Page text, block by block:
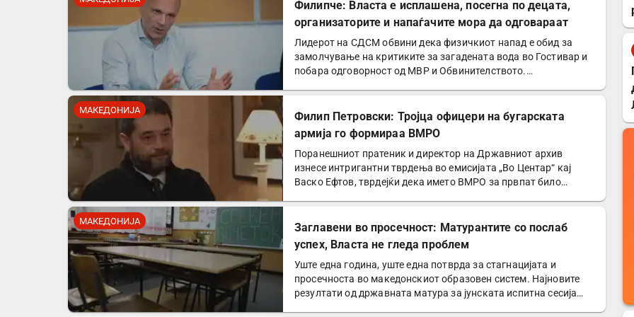
Филипче: Власта е исплашена, посегна по децата,
организаторите и напаѓачите мора да одговараат
Лидерот на СДСМ обвини дека физичкиот напад е обид за
замолчување на критиките за загадената вода во Гостивар и
побара одговорност од МВР и Обвинителството.
МАКЕДОНИЈА
Филип Петровски: Тројца офицери на бугарската
армија го формираа ВМРО
Поранешниот пратеник и директор на Државниот архив
изнесе интригантни тврдења во емисијата „Во Центар“ кај
Васко Ефтов, тврдејќи дека името ВМРО за првпат било
МАКЕДОНИЈА
Заглавени во просечност: Матурантите со послаб
успех, Власта не гледа проблем
Уште една година, уште една потврда за стагнацијата и
просечноста во македонскиот образовен систем. Најновите
резултати од државната матура за јунската испитна сесија…